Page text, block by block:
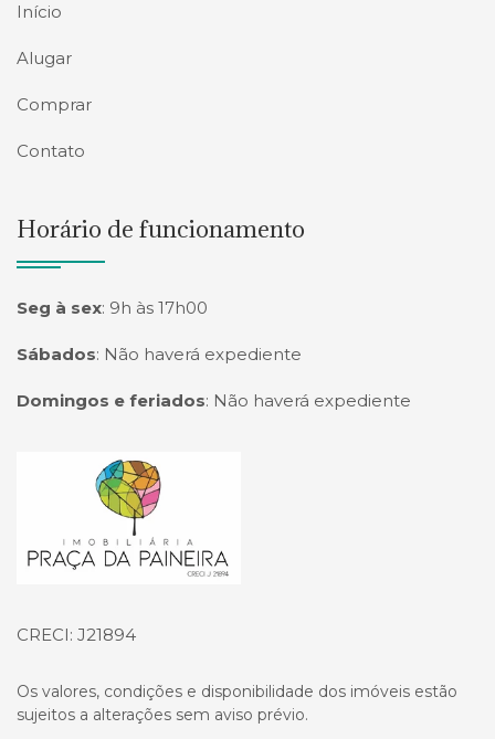
Início
Alugar
Comprar
Contato
Horário de funcionamento
Seg à sex: 9h às 17h00
Sábados: Não haverá expediente
Domingos e feriados: Não haverá expediente
Página inicial
CRECI: J21894
Os valores, condições e disponibilidade dos imóveis estão
sujeitos a alterações sem aviso prévio.